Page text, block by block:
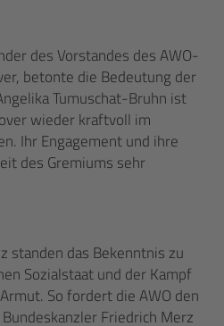
des Vorstandes des AWO-
betonte die Bedeutung der
Tumuschat-Bruhn ist
wieder kraftvoll im
Ihr Engagement und ihre
des Gremiums sehr
standen das Bekenntnis zu
Sozialstaat und der Kampf
So fordert die AWO den
Friedrich Merz